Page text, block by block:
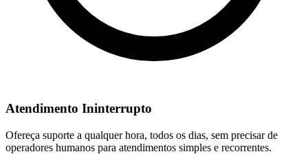
Atendimento Ininterrupto
Ofereça suporte a qualquer hora, todos os dias, sem precisar de
operadores humanos para atendimentos simples e recorrentes.